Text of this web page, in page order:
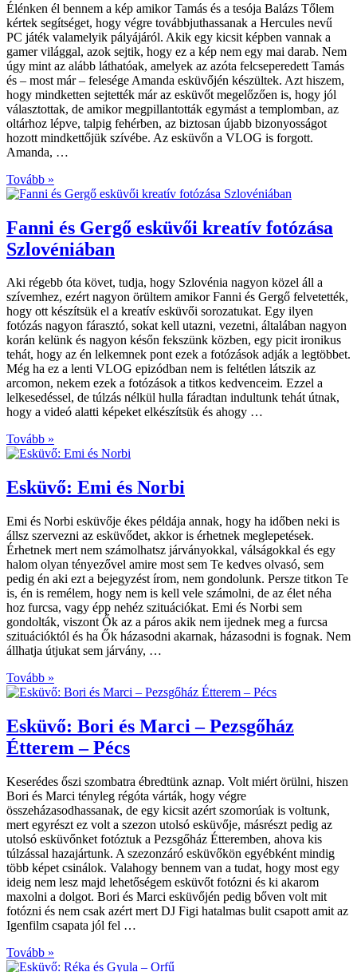
Élénken él bennem a kép amikor Tamás és a tesója Balázs Tőlem
kértek segítséget, hogy végre továbbjuthassanak a Hercules nevű
PC játék valamelyik pályájáról. Akik egy kicsit képben vannak a
gamer világgal, azok sejtik, hogy ez a kép nem egy mai darab. Nem
úgy mint az alább láthatóak, amelyek az azóta felcseperedett Tamás
és – most már – felesége Amanda esküvőjén készültek. Azt hiszem,
hogy mindketten sejtették már az esküvőt megelőzően is, hogy jól
választottak, de amikor megpillantották egymást a templomban, az
oltárhoz lépve, talpig fehérben, az biztosan újabb bizonyosságot
hozott mindkettőjük szívébe. Az esküvőn a VLOG is forgott.
Amanda, …
Tovább »
Fanni és Gergő esküvői kreatív fotózása
Szlovéniában
Aki régebb óta követ, tudja, hogy Szlovénia nagyon közel áll a
szívemhez, ezért nagyon örültem amikor Fanni és Gergő felvetették,
hogy ott készítsük el a kreatív esküvői sorozatukat. Egy ilyen
fotózás nagyon fárasztó, sokat kell utazni, vezetni, általában nagyon
korán kelünk és nagyon későn fekszünk közben, egy picit ironikus
tehát, hogy az én lelkemnek pont ezek a fotózások adják a legtöbbet.
Még ha ez a lenti VLOG epizódban nem is feltétlen látszik az
arcomon, nekem ezek a fotózások a titkos kedvenceim. Ezzel a
lelkesedéssel, de túlzás nélkül hulla fáradtan indultunk tehát útnak,
hogy a videó alatti képeket elkészítsük és ahogy …
Tovább »
Esküvő: Emi és Norbi
Emi és Norbi esküvője ékes példája annak, hogy ha időben neki is
állsz szervezni az esküvődet, akkor is érhetnek meglepetések.
Érhetnek mert nem számolhatsz járványokkal, válságokkal és egy
halom olyan tényezővel amire most sem Te kedves olvasó, sem
pedig én aki ezt a bejegyzést írom, nem gondolunk. Persze titkon Te
is, én is remélem, hogy nem is kell vele számolni, de az élet néha
hoz furcsa, vagy épp nehéz szituációkat. Emi és Norbi sem
gondolták, viszont Ők az a páros akik nem ijednek meg a furcsa
szituációktól és ha Ők házasodni akarnak, házasodni is fognak. Nem
állhatja útjukat sem járvány, …
Tovább »
Esküvő: Bori és Marci – Pezsgőház
Étterem – Pécs
Keserédes őszi szombatra ébredtünk aznap. Volt miért örülni, hiszen
Bori és Marci tényleg régóta várták, hogy végre
összeházasodhassanak, de egy kicsit azért szomorúak is voltunk,
mert egyrészt ez volt a szezon utolsó esküvője, másrészt pedig az
utolsó esküvőnket fotóztuk a Pezsgőház Étteremben, ahova kis
túlzással hazajártunk. A szezonzáró esküvőkön egyébként mindig
több képet csinálok. Valahogy bennem van a tudat, hogy most egy
ideig nem lesz majd lehetőségem esküvőt fotózni és ki akarom
maxolni a dolgot. Bori és Marci esküvőjén pedig bőven volt mit
fotózni és nem csak azért mert DJ Figi hatalmas bulit csapott amit az
Igenfilm csapata jól fel …
Tovább »